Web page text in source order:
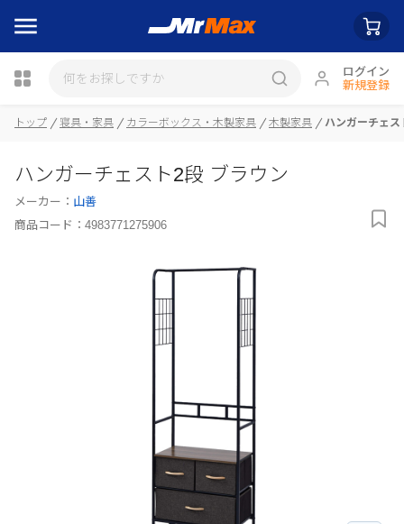
ログイン
新規登録
瓶詰
トップ 寝具・家具 カラーボックス・木製家具 木製家具 ハンガーチェ
ハンガーチェスト2段 ブラウン
メーカー： 山善
商品コード： 4983771275906